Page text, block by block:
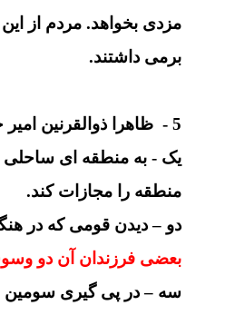
مزدی بخواهد. مردم از
برمی داشتند.
5 - ظاهرا ذوالقرنین امیر خلاق و با هوش و تدبیر و مومنی بوده که دارای
یک - به منطقه ای ساحلی
منطقه را مجازات کند.
دو – دیدن قومی که در
بعضی فرزندان آن دو
سه – در پی گیری سومین